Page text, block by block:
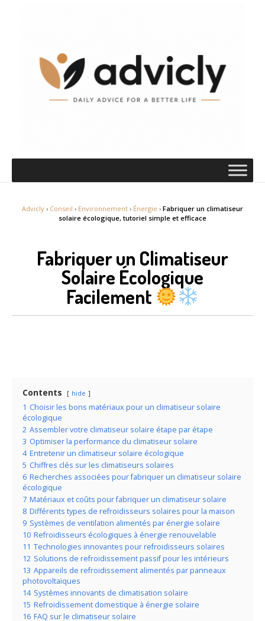
Advicly › Conseil › Environnement › Énergie › Fabriquer un climatiseur
solaire écologique, tutoriel simple et efficace
Fabriquer un Climatiseur
Solaire Écologique
Facilement
Contents hide
1 Choisir les bons matériaux pour un climatiseur solaire
écologique
2 Assembler votre climatiseur solaire étape par étape
3 Optimiser la performance du climatiseur solaire
4 Entretenir un climatiseur solaire écologique
5 Chiffres clés sur les climatiseurs solaires
6 Recherches associées pour fabriquer un climatiseur solaire
écologique
7 Matériaux et coûts pour fabriquer un climatiseur solaire
8 Différents types de refroidisseurs solaires pour la maison
9 Systèmes de ventilation alimentés par énergie solaire
10 Refroidisseurs écologiques à énergie renouvelable
11 Technologies innovantes pour refroidisseurs solaires
12 Solutions de refroidissement passif pour les intérieurs
13 Appareils de refroidissement alimentés par panneaux
photovoltaïques
14 Systèmes innovants de climatisation solaire
15 Refroidissement domestique à énergie solaire
16 FAQ sur le climatiseur solaire